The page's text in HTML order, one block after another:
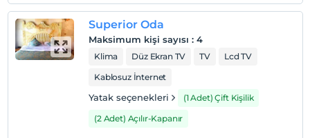
Superior Oda
Maksimum kişi sayısı : 4
Klima Düz Ekran TV TV
Lcd TV
Kablosuz İnternet
Yatak seçenekleri
(1 Adet) Çift Kişilik
(2 Adet) Açılır-Kapanır